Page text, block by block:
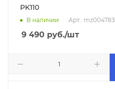
PK110
В наличии Арт.: mz004783
9 490 руб./шт